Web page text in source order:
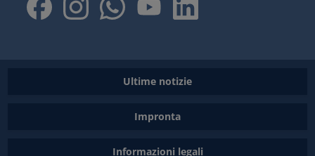
Ultime notizie
Impronta
Informazioni legali